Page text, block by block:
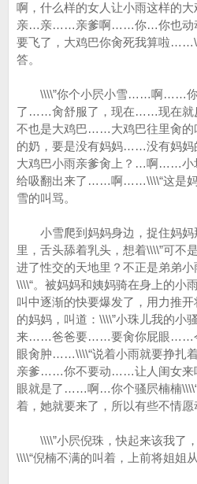
啊，什么样的女人让小雨这样的大
亲…亲……亲爹啊……你…你也动
要飞了，大鸡巴你肏死我算啦
答。
\\\\”你个小屄小雪……啊……你
了……肏舒服了，现在……现在就
不也是大鸡巴……大鸡巴往里肏
的奶，要是没有妈妈……没有妈
大鸡巴小雨亲爹肏上？…啊……
给吸翻出来了……啊……\\\\“这是妈
雪的叫骂。
小雪爬到妈妈身边，捉住妈妈
里，舌头舔着乳头，想着\\\\”可不
进了性交的天地里？不正是弟弟
\\\\“。被妈妈和姨妈骑在身上的小
叫中逐渐的快要爆发了，用力推
的妈妈，叫道：\\\\”小珠儿我的
来……爸爸要……要肏你屁眼……
眼肏肿……\\\\“说着小雨就要挣
亲爹……你不要动……让人闺女来
眼就是了……啊…你个骚屄楠楠
着，她就要来了，所以有些不情愿
\\\\”小屄倪珠，快起来该我了
\\\\“倪楠不满的叫着，上前将姐姐